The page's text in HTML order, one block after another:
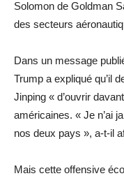
Solomon de Goldman
des secteurs
Dans un message
Trump a expliqué qu’il
Jinping « d’ouvrir
américaines. « Je n’ai
nos deux pays », a-t-il
Mais cette offensive